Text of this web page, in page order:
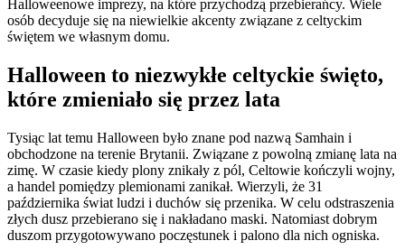
Halloweenowe imprezy, na które przychodzą przebierańcy. Wiele
osób decyduje się na niewielkie akcenty związane z celtyckim
świętem we własnym domu.
Halloween to niezwykłe celtyckie święto,
które zmieniało się przez lata
Tysiąc lat temu Halloween było znane pod nazwą Samhain i
obchodzone na terenie Brytanii. Związane z powolną zmianę lata na
zimę. W czasie kiedy plony znikały z pól, Celtowie kończyli wojny,
a handel pomiędzy plemionami zanikał. Wierzyli, że 31
października świat ludzi i duchów się przenika. W celu odstraszenia
złych dusz przebierano się i nakładano maski. Natomiast dobrym
duszom przygotowywano poczęstunek i palono dla nich ogniska.